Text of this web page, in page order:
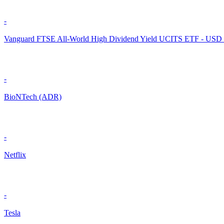
-
Vanguard FTSE All-World High Dividend Yield UCITS ETF - USD
-
BioNTech (ADR)
-
Netflix
-
Tesla